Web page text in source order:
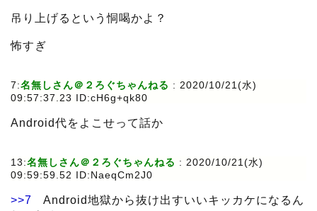
吊り上げるという恫喝かよ？
怖すぎ
7:名無しさん＠２ろぐちゃんねる : 2020/10/21(水)
09:57:37.23 ID:cH6g+qk80
Android代をよこせって話か
13:名無しさん＠２ろぐちゃんねる : 2020/10/21(水)
09:59:59.52 ID:NaeqCm2J0
>>7 Android地獄から抜け出すいいキッカケになるん